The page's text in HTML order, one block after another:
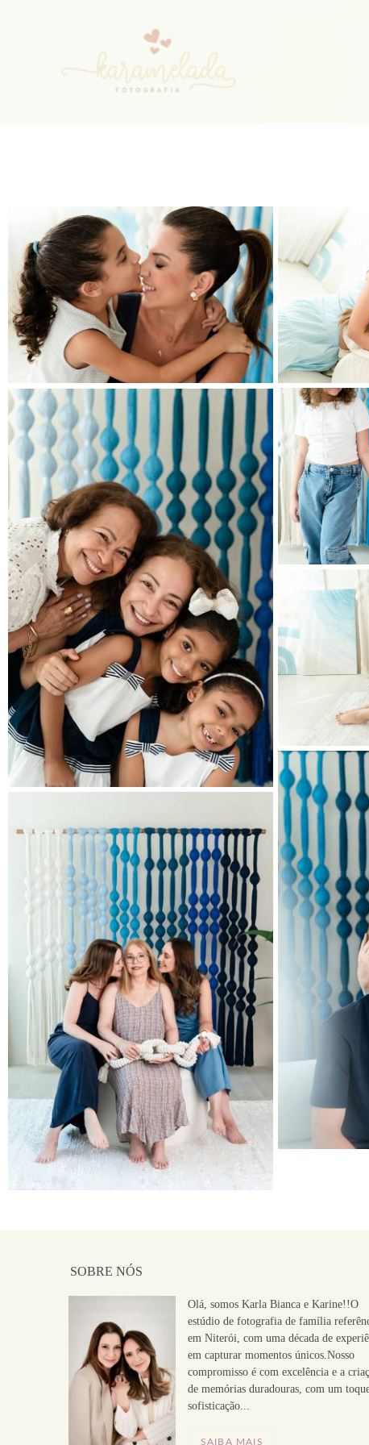
SOBRE NÓS
Olá, somos Karla Bianca e Karine!!O
estúdio de fotografia de família
em Niterói, com uma década de
em capturar momentos únicos.Nosso
compromisso é com excelência e a
de memórias duradouras, com um
sofisticação...
SAIBA MAIS